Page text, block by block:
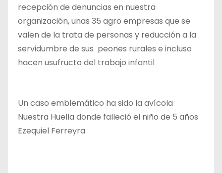
recepción de denuncias en nuestra
organización, unas 35 agro empresas que se
valen de la trata de personas y reducción a la
servidumbre de sus peones rurales e incluso
hacen usufructo del trabajo infantil
Un caso emblemático ha sido la avícola
Nuestra Huella donde falleció el niño de 5 años
Ezequiel Ferreyra